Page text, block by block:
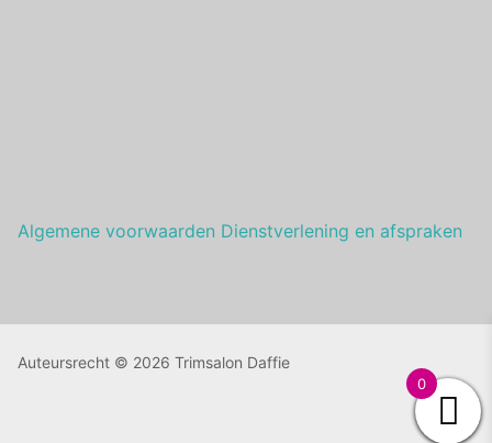
Algemene voorwaarden Dienstverlening en afspraken
Auteursrecht © 2026 Trimsalon Daffie
0